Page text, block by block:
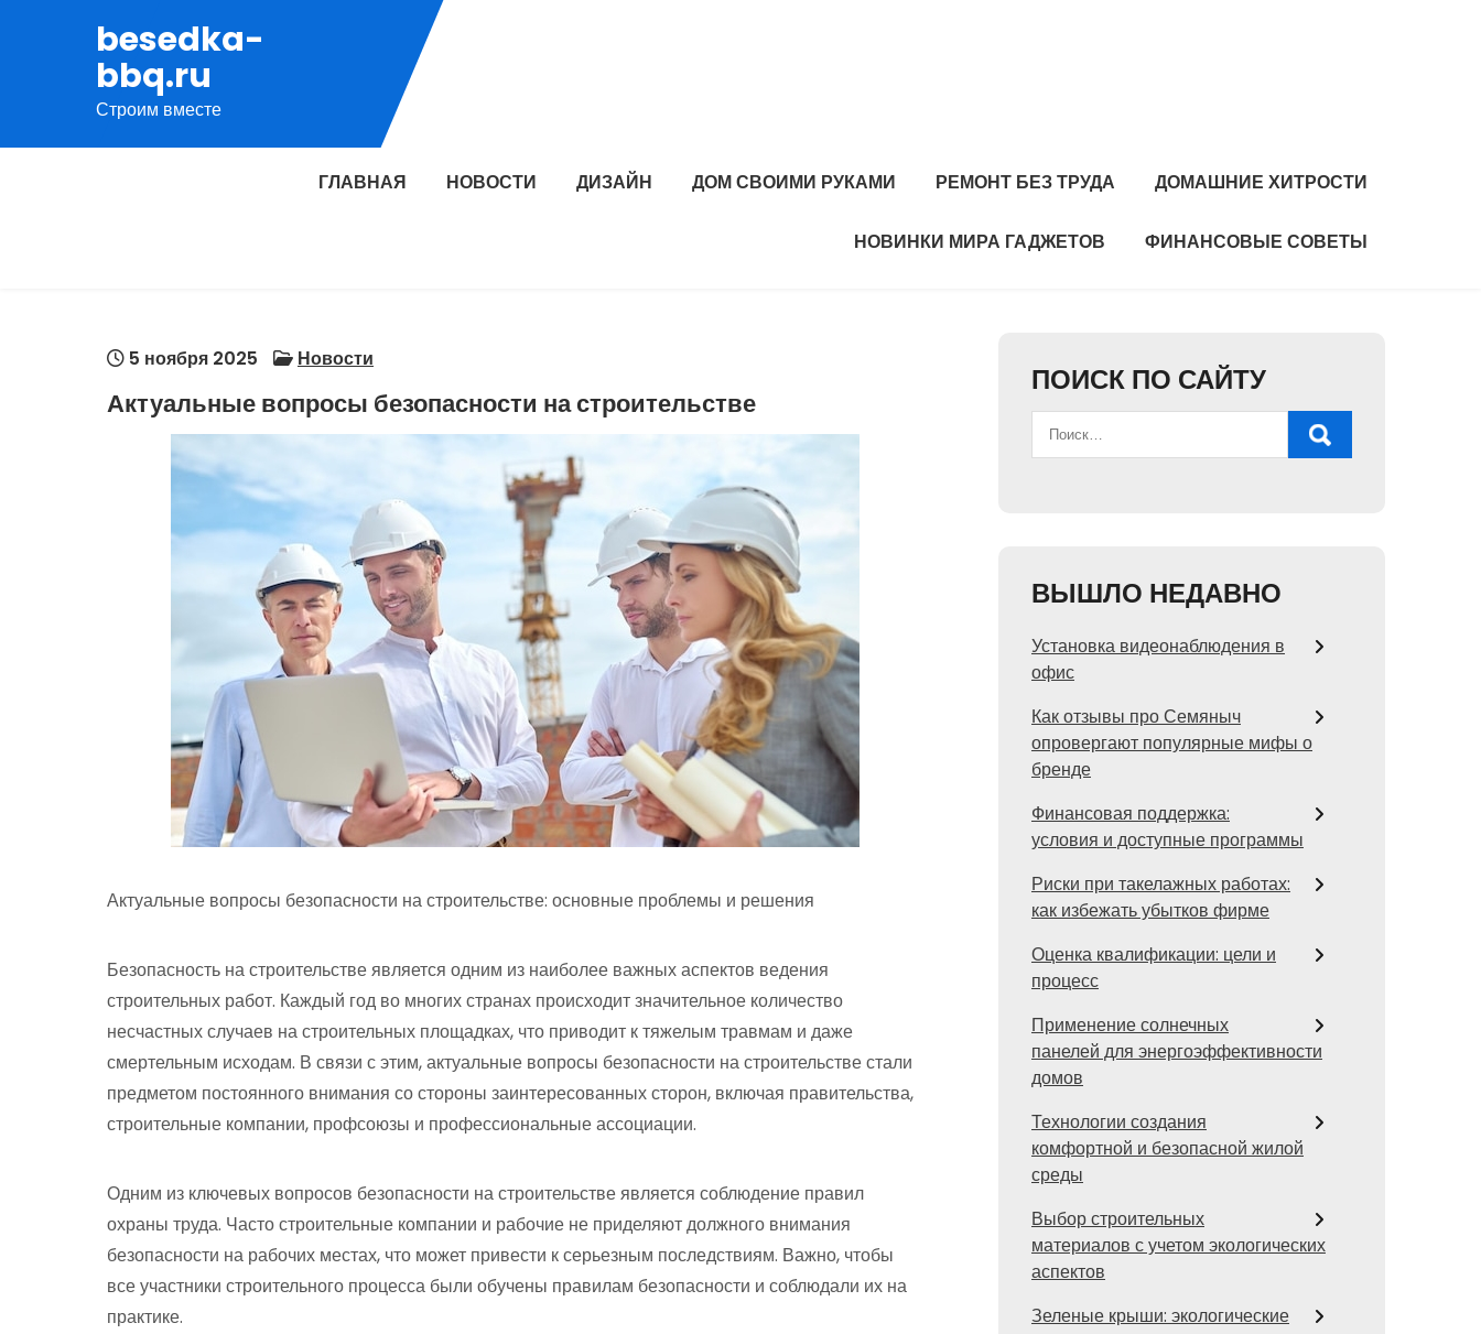
содержимому
besedka-
bbq.ru
Строим вместе
ГЛАВНАЯ НОВОСТИ ДИЗАЙН ДОМ СВОИМИ РУКАМИ РЕМОНТ БЕЗ ТРУДА ДОМАШНИЕ ХИТРОСТИ
НОВИНКИ МИРА ГАДЖЕТОВ ФИНАНСОВЫЕ СОВЕТЫ
5 ноября 2025 Новости
Актуальные вопросы безопасности на строительстве
Актуальные вопросы безопасности на строительстве: основные проблемы и решения
Безопасность на строительстве является одним из наиболее важных аспектов ведения
строительных работ. Каждый год во многих странах происходит значительное количество
несчастных случаев на строительных площадках, что приводит к тяжелым травмам и даже
смертельным исходам. В связи с этим, актуальные вопросы безопасности на строительстве стали
предметом постоянного внимания со стороны заинтересованных сторон, включая правительства,
строительные компании, профсоюзы и профессиональные ассоциации.
Одним из ключевых вопросов безопасности на строительстве является соблюдение правил
охраны труда. Часто строительные компании и рабочие не приделяют должного внимания
безопасности на рабочих местах, что может привести к серьезным последствиям. Важно, чтобы
все участники строительного процесса были обучены правилам безопасности и соблюдали их на
практике.
ПОИСК ПО САЙТУ
ВЫШЛО НЕДАВНО
Установка видеонаблюдения в
офис
Как отзывы про Семяныч
опровергают популярные мифы о
бренде
Финансовая поддержка:
условия и доступные программы
Риски при такелажных работах:
как избежать убытков фирме
Оценка квалификации: цели и
процесс
Применение солнечных
панелей для энергоэффективности
домов
Технологии создания
комфортной и безопасной жилой
среды
Выбор строительных
материалов с учетом экологических
аспектов
Зеленые крыши: экологические